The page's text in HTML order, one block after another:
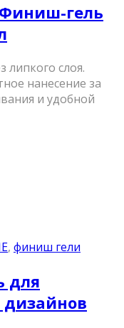
Финиш-гель
слоя.
нанесение за
и удобной
, финиш гели
для
дизайнов